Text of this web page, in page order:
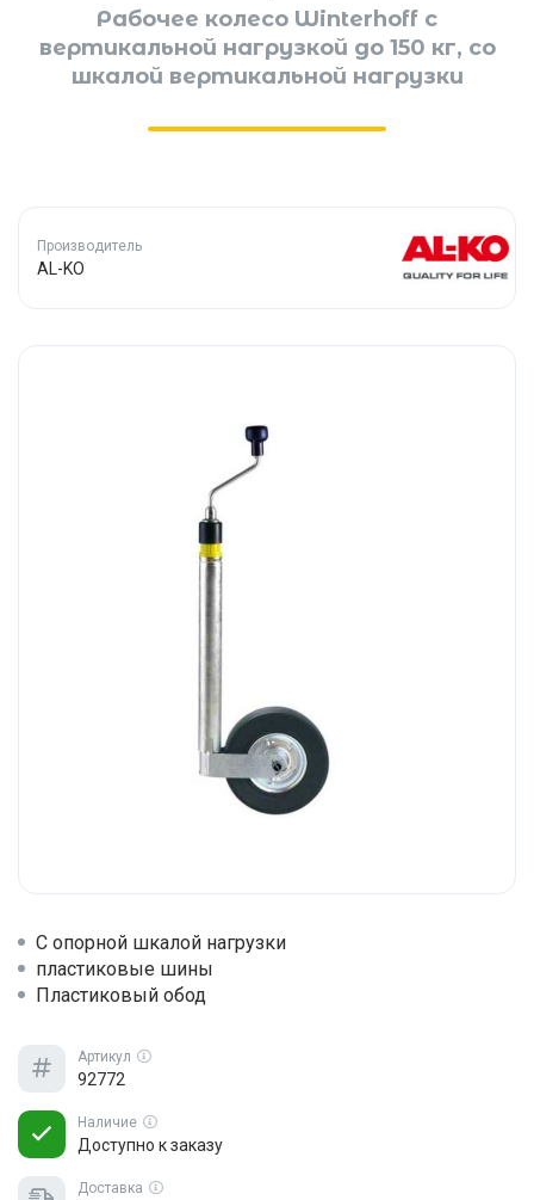
Рабочее колесо Winterhoff с
вертикальной нагрузкой до 150 кг, со
шкалой вертикальной нагрузки
Производитель
AL-KO
С опорной шкалой нагрузки
пластиковые шины
Пластиковый обод
Артикул
92772
Наличие
Доступно к заказу
Доставка